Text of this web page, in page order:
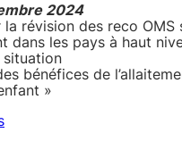
2024
la révision des reco OMS
dans les pays à haut
situation
bénéfices de
»